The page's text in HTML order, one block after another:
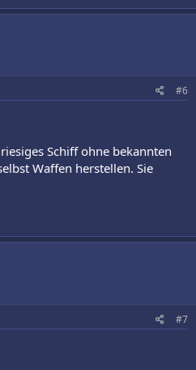
#6
Schiff ohne bekannten
Waffen herstellen. Sie
#7